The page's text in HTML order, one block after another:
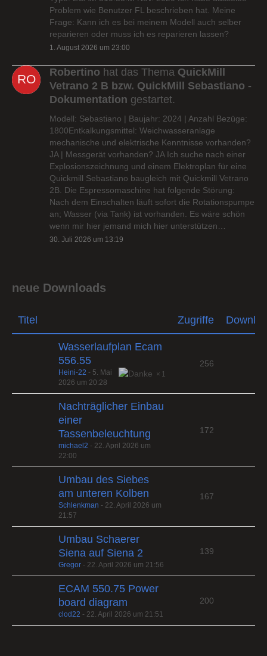
Problem wie Benutzer FL beschrieben hat. Meine
Frage: Kann ich es bei meinem Modell auch selber
reparieren oder muss ich es reparieren lassen?
1. August 2026 um 23:00
Robertino hat das Thema QuickMill
Vetrano 2 B bzw. QuickMill Sebastiano -
Dokumentation gestartet.
Modell: Sebastiano | Baujahr: 2024 | Anzahl Bezüge:
1800Entkalkungsmittel: Weichwasseranlage
mechanische und elektrische Kenntnisse vorhanden?
JA | Messgerät vorhanden? JA Ich suche nach einer
Explosionszeichnung und einem Elektroplan für eine
Quickmill Sebastiano baugleich mit Quickmill Vetrano
2B. Die Espressomaschine hat folgende Störung:
Nach dem Einschalten läuft sofort die Rotationspumpe
an; Wasser (via Tank) ist vorhanden. Es wäre schön
wenn mir hier jemand mich hier unterstützen…
30. Juli 2026 um 13:19
neue Downloads
Titel Zugriffe
Wasserlaufplan Ecam
556.55
1
Heini-22 - 5. Mai
2026 um 20:28
256
Nachträglicher Einbau
einer
Tassenbeleuchtung
michael2 - 22. April 2026 um
22:00
172
Umbau des Siebes
am unteren Kolben
Schlenkman - 22. April 2026 um
21:57
167
Umbau Schaerer
Siena auf Siena 2
Gregor - 22. April 2026 um 21:56
139
ECAM 550.75 Power
board diagram
clod22 - 22. April 2026 um 21:51
200